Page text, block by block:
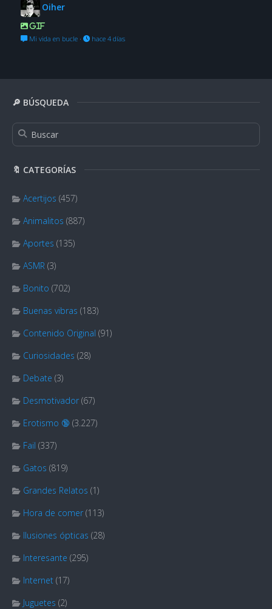
🔎 BÚSQUEDA
🔖 CATEGORÍAS
Acertijos (457)
Animalitos (887)
Aportes (135)
ASMR (3)
Bonito (702)
Buenas vibras (183)
Contenido Original (91)
Curiosidades (28)
Debate (3)
Desmotivador (67)
Erotismo 🔞 (3.227)
Fail (337)
Gatos (819)
Grandes Relatos (1)
Hora de comer (113)
Ilusiones ópticas (28)
Interesante (295)
Internet (17)
Juguetes (2)
Oiher
GIF
Mi vida en bucle· hace 4 días